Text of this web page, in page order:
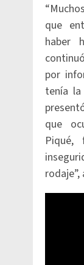
que
haber
por
tenía
que